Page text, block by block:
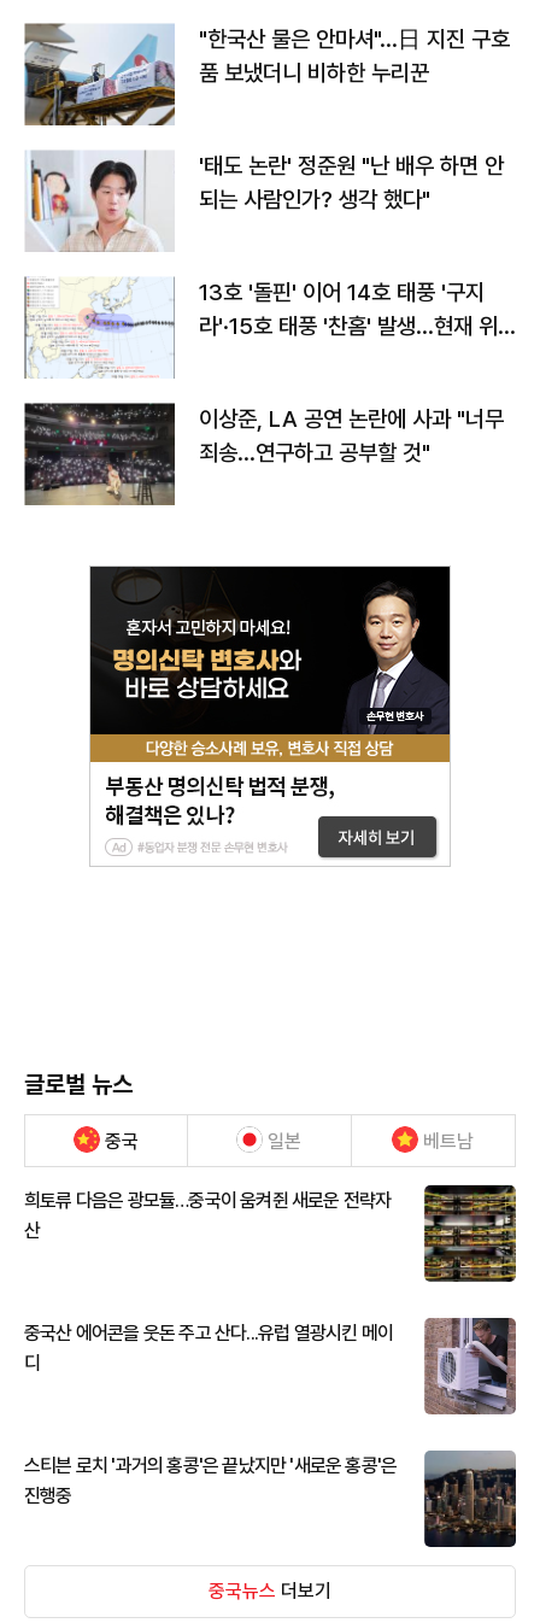
"한국산 물은 안마셔"…日 지진 구호
품 보냈더니 비하한 누리꾼
'태도 논란' 정준원 "난 배우 하면 안
되는 사람인가? 생각 했다"
13호 '돌핀' 이어 14호 태풍 '구지
라'·15호 태풍 '찬홈' 발생…현재 위
이상준, LA 공연 논란에 사과 "너무
죄송…연구하고 공부할 것"
글로벌 뉴스
중국 일본 베트남
희토류 다음은 광모듈…중국이 움켜쥔 새로운 전략자
산
중국산 에어콘을 웃돈 주고 산다...유럽 열광시킨 메이
디
스티븐 로치 '과거의 홍콩'은 끝났지만 '새로운 홍콩'은
진행중
중국뉴스 더보기